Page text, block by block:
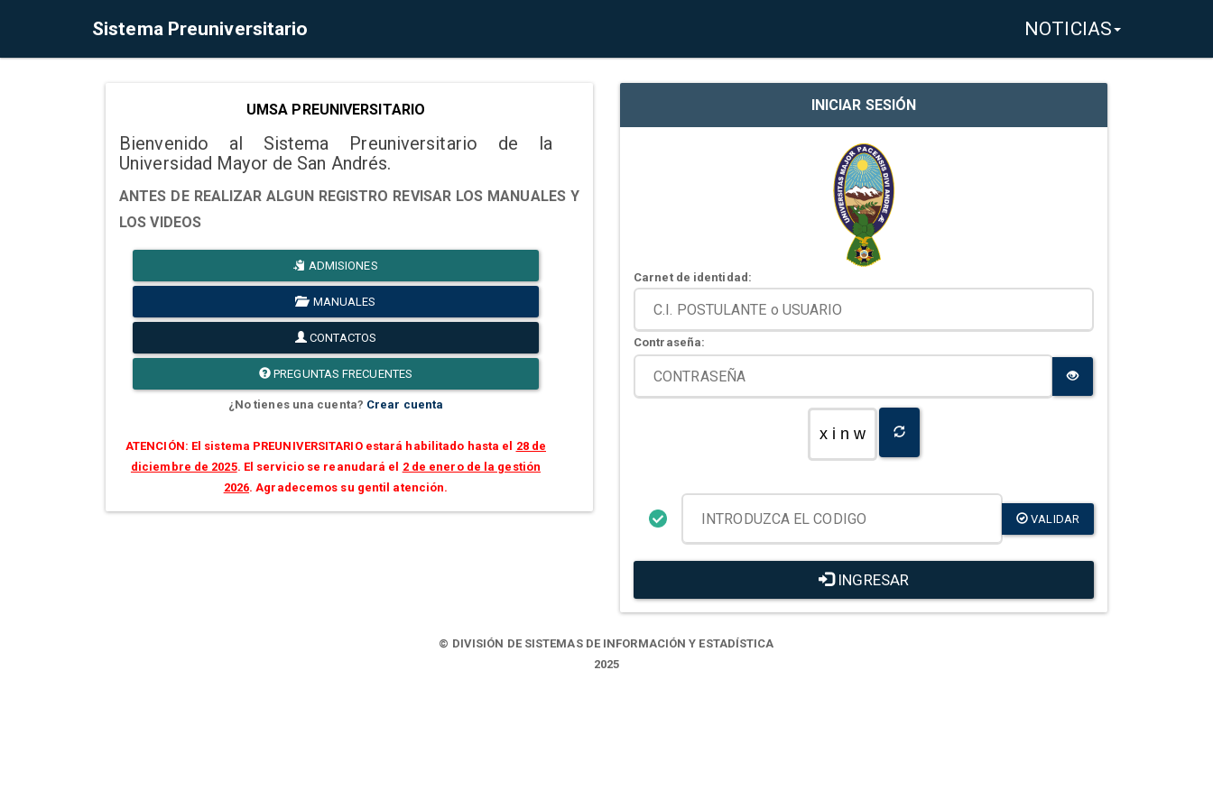
Sistema Preuniversitario NOTICIAS
UMSA PREUNIVERSITARIO
Bienvenido al Sistema Preuniversitario de la
Universidad Mayor de San Andrés.
ANTES DE REALIZAR ALGUN REGISTRO REVISAR LOS MANUALES Y
LOS VIDEOS
ADMISIONES
MANUALES
CONTACTOS
PREGUNTAS FRECUENTES
¿No tienes una cuenta? Crear cuenta
ATENCIÓN: El sistema PREUNIVERSITARIO estará habilitado hasta el 28 de
diciembre de 2025. El servicio se reanudará el 2 de enero de la gestión
2026. Agradecemos su gentil atención.
INICIAR SESIÓN
Carnet de identidad:
Contraseña:
x i n w
VALIDAR
INGRESAR
© DIVISIÓN DE SISTEMAS DE INFORMACIÓN Y ESTADÍSTICA
2025